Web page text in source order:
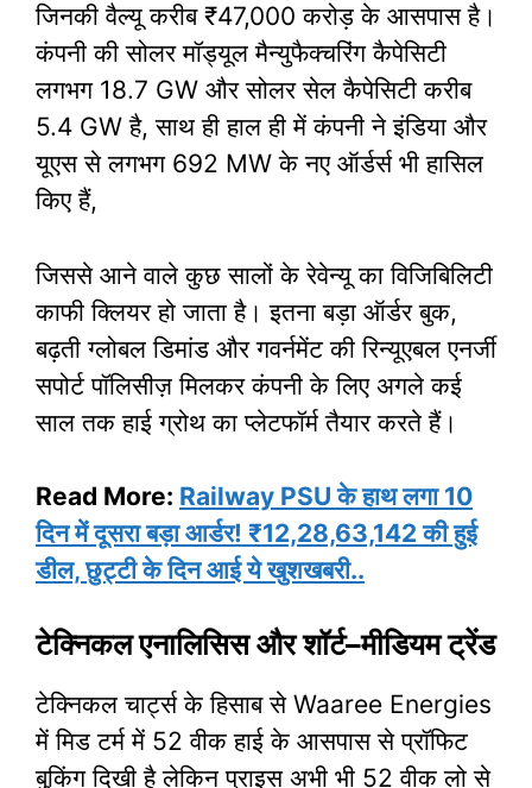
जिनकी वैल्यू करीब ₹47,000 करोड़ के आसपास है।
कंपनी की सोलर मॉड्यूल मैन्युफैक्चरिंग कैपेसिटी
लगभग 18.7 GW और सोलर सेल कैपेसिटी करीब
5.4 GW है, साथ ही हाल ही में कंपनी ने इंडिया और
यूएस से लगभग 692 MW के नए ऑर्डर्स भी हासिल
किए हैं,
जिससे आने वाले कुछ सालों के रेवेन्यू का विजिबिलिटी
काफी क्लियर हो जाता है। इतना बड़ा ऑर्डर बुक,
बढ़ती ग्लोबल डिमांड और गवर्नमेंट की रिन्यूएबल एनर्जी
सपोर्ट पॉलिसीज़ मिलकर कंपनी के लिए अगले कई
साल तक हाई ग्रोथ का प्लेटफॉर्म तैयार करते हैं।
Read More: Railway PSU के हाथ लगा 10
दिन में दूसरा बड़ा आर्डर! ₹12,28,63,142 की हुई
डील, छुट्टी के दिन आई ये खुशखबरी..
टेक्निकल एनालिसिस और शॉर्ट–मीडियम ट्रेंड
टेक्निकल चार्ट्स के हिसाब से Waaree Energies
में मिड टर्म में 52 वीक हाई के आसपास से प्रॉफिट
बुकिंग दिखी है लेकिन प्राइस अभी भी 52 वीक लो से